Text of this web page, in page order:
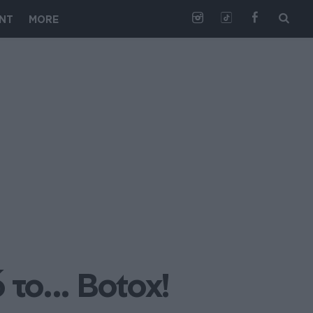
MORE
Botox!